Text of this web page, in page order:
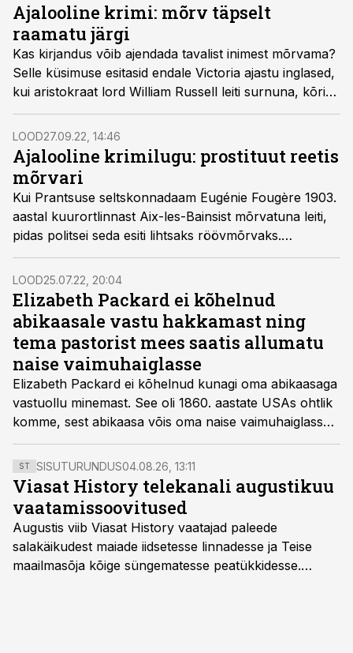
Ajalooline krimi: mõrv täpselt
raamatu järgi
Kas kirjandus võib ajendada tavalist inimest mõrvama?
Selle küsimuse esitasid endale Victoria ajastu inglased,
kui aristokraat lord William Russell leiti surnuna, kõri
läbi lõigatud.
LOOD27.09.22, 14:46
Ajalooline krimilugu: prostituut reetis
mõrvari
Kui Prantsuse seltskonnadaam Eugénie Fougère 1903.
aastal kuurort­linnast Aix-les-Bainsist mõrvatuna leiti,
pidas politsei seda esiti lihtsaks röövmõrvaks.
Röövmõrv see oligi, kuid kaugeltki mitte lihtne.
LOOD25.07.22, 20:04
Elizabeth Packard ei kõhelnud
abikaasale vastu hakkamast ning
tema pastorist mees saatis allumatu
naise vaimuhaiglasse
Elizabeth Packard ei kõhelnud kunagi oma abikaasaga
vastuollu minemast. See oli 1860. aastate USAs ohtlik
komme, sest abikaasa võis oma naise vaimuhaiglasse
saata ilma mingisuguse tõendita, et too on
nõdrameelne.
ST SISUTURUNDUS04.08.26, 13:11
Viasat History telekanali augustikuu
vaatamissoovitused
Augustis viib Viasat History vaatajad paleede
salakäikudest maiade iidsetesse linnadesse ja Teise
maailmasõja kõige süngematesse peatükkidesse.